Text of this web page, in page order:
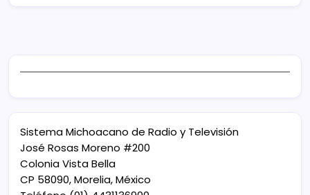
Sistema Michoacano de Radio y Televisión
José Rosas Moreno #200
Colonia Vista Bella
CP 58090, Morelia, México